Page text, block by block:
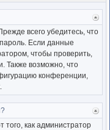
к
всего убедитесь, что
Если данные
чтобы проверить,
Также возможно, что
конференции,
того, как администратор